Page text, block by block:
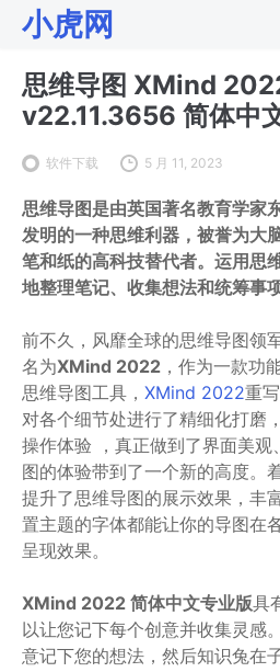
小虎网
思维导图 XMind
v22.11.3656 简体中
软件下载 5 月 11, 2023
思维导图是由英国著名教育学
发明的一种思维利器，被誉为大
笔和纸的高科技替代者。运用思
地整理笔记、收集想法和统筹事项
前不久，风靡全球的思维导图领
名为XMind 2022 ，作为一款功
思维导图工具， XMind 2022重
对各个细节处进行了精细化打磨
操作体验 ，真正做到了界面美观
图的体验带到了一个新的高度。
提升了思维导图的展示效果，丰
置主题的字体都能让你的导图在
呈现效果。
XMind 2022 简体中文专业版具
以让您记下每个创意并收集灵感
意记下您的想法，然后知识兔在